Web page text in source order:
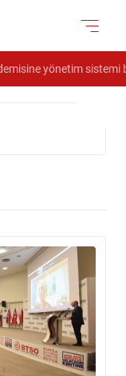
yönetim sistemi